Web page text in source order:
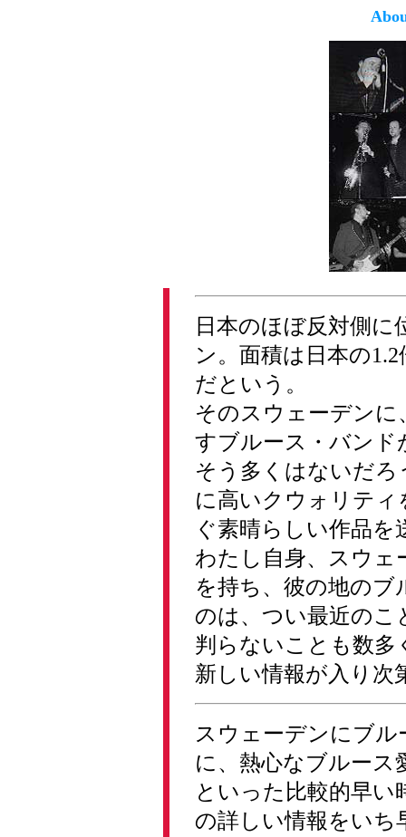
日本のほぼ反対側
ン。面積は日本の
だという。
そのスウェーデンに
すブルース・バンド
そう多くはないだ
に高いクウォリテ
ぐ素晴らしい作品を
わたし自身、スウェ
を持ち、彼の地のブ
のは、つい最近のこ
判らないことも数多
新しい情報が入り次
スウェーデンにブ
に、熱心なブルース
といった比較的早
の詳しい情報をいち